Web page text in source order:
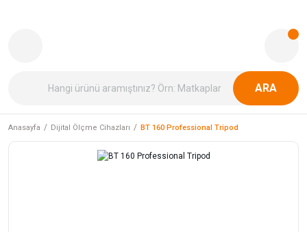
ARA
Anasayfa Dijital Ölçme Cihazları BT 160 Professional Tripod